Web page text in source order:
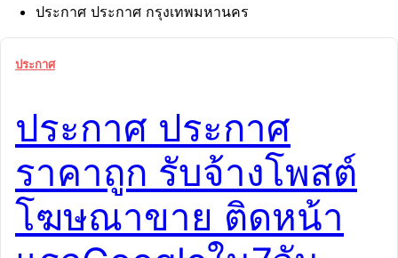
ประกาศ ประกาศ กรุงเทพมหานคร
ประกาศ
ประกาศ ประกาศ
ราคาถูก รับจ้างโพสต์
โฆษณาขาย ติดหน้า